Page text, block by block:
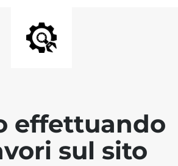
effettuando
sul sito